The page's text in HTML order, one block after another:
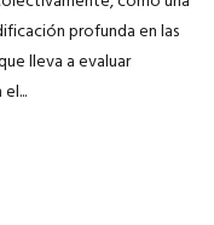
profunda en las
lleva a evaluar